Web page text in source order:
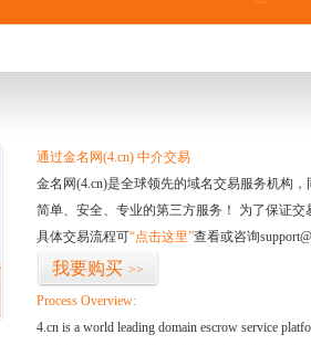
通过金名网(4.cn) 中介交易
金名网(4.cn)是全球领先的域名交易服务机构
简单、安全、专业的第三方服务！ 为了保证
具体交易流程可“点击这里”查看或咨询
我要购买 >>
Process Overview:
4.cn is a world leading domain escrow service